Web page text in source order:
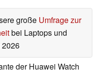
große Umfrage zur
bei Laptops und
der Huawei Watch